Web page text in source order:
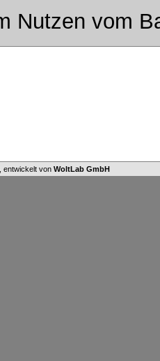
Nutzen vom
, entwickelt von WoltLab GmbH